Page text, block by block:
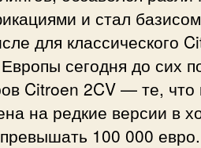
и стал
для классического
сегодня до сих
Citroen 2CV — те, что
на редкие версии в
100 000 евро.